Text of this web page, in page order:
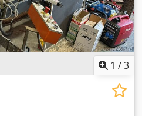
1 /3